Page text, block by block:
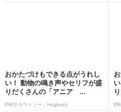
おかたづけもできる点がうれし
い！ 動物の鳴き声やセリフが盛
りだくさんの「アニア ...
PR(タカラトミー｜Hugkum)